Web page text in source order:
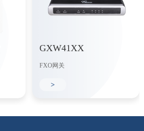
GXW41XX
FXO网关
>